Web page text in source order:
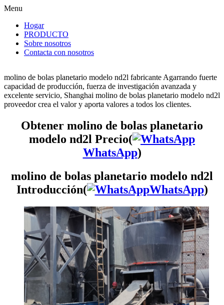
Menu
Hogar
PRODUCTO
Sobre nosotros
Contacta con nosotros
molino de bolas planetario modelo nd2l fabricante Agarrando fuerte
capacidad de producción, fuerza de investigación avanzada y
excelente servicio, Shanghai molino de bolas planetario modelo nd2l
proveedor crea el valor y aporta valores a todos los clientes.
Obtener molino de bolas planetario
modelo nd2l Precio(
WhatsApp)
molino de bolas planetario modelo nd2l
Introducción(
WhatsApp)